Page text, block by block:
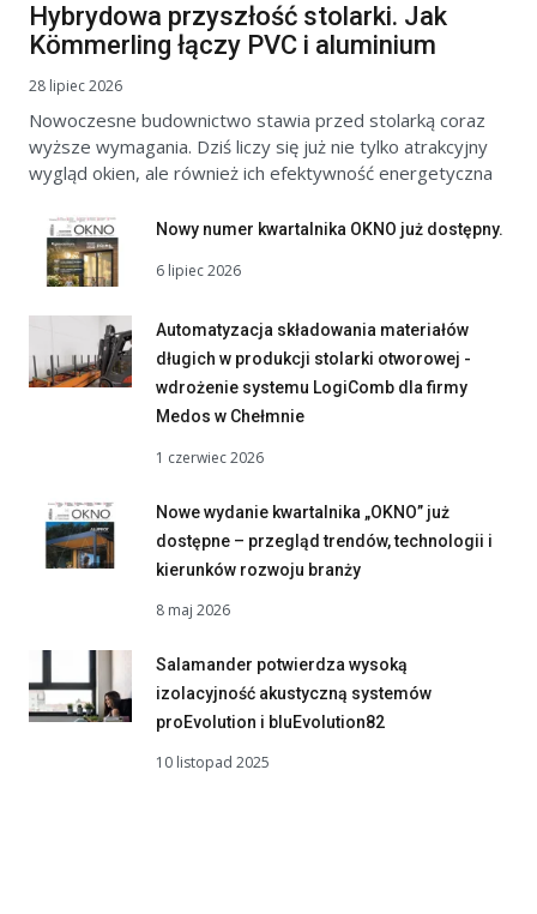
Hybrydowa przyszłość stolarki. Jak
Kömmerling łączy PVC i aluminium
28 lipiec 2026
Nowoczesne budownictwo stawia przed stolarką coraz
wyższe wymagania. Dziś liczy się już nie tylko atrakcyjny
wygląd okien, ale również ich efektywność energetyczna
Nowy numer kwartalnika OKNO już dostępny.
6 lipiec 2026
Automatyzacja składowania materiałów
długich w produkcji stolarki otworowej -
wdrożenie systemu LogiComb dla firmy
Medos w Chełmnie
1 czerwiec 2026
Nowe wydanie kwartalnika „OKNO” już
dostępne – przegląd trendów, technologii i
kierunków rozwoju branży
8 maj 2026
Salamander potwierdza wysoką
izolacyjność akustyczną systemów
proEvolution i bluEvolution82
10 listopad 2025